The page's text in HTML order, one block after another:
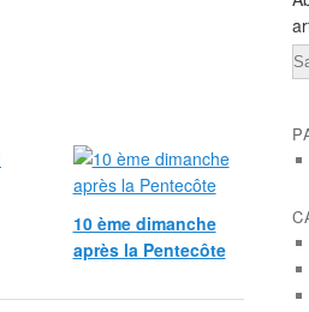
10 ème dimanche
après la Pentecôte